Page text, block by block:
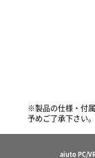
※製品の仕様・付
予めご了承下さい。
aiuto PC/